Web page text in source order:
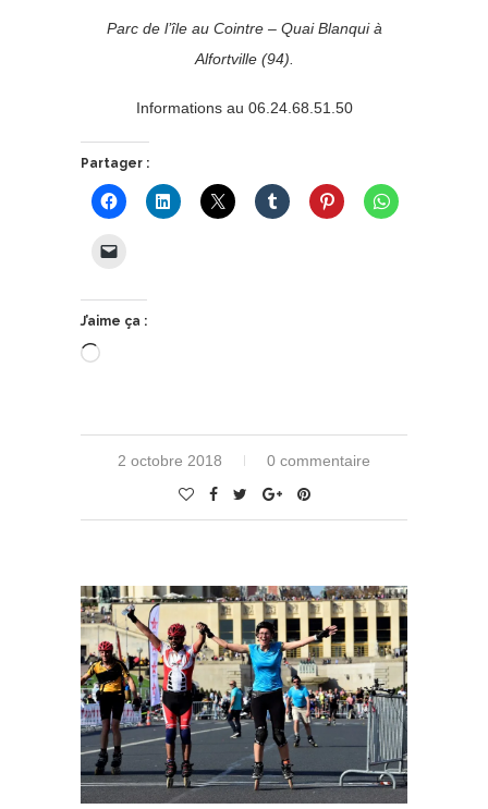
Parc de l’île au Cointre – Quai Blanqui à
Alfortville (94).
Informations au 06.24.68.51.50
Partager :
J’aime ça :
Chargement…
2 octobre 2018 0 commentaire